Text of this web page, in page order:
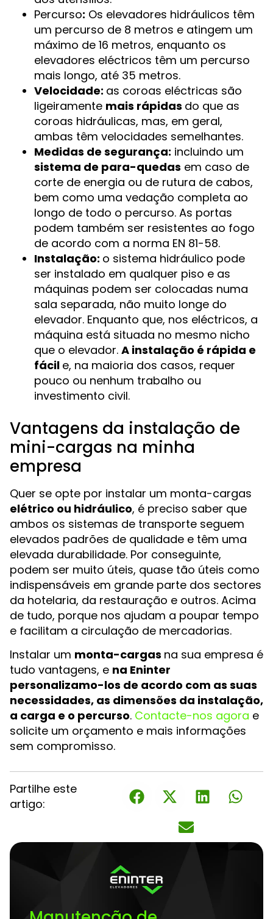
Percurso: Os elevadores hidráulicos têm
um percurso de 8 metros e atingem um
máximo de 16 metros, enquanto os
elevadores eléctricos têm um percurso
mais longo, até 35 metros.
Velocidade: as coroas eléctricas são
ligeiramente mais rápidas do que as
coroas hidráulicas, mas, em geral,
ambas têm velocidades semelhantes.
Medidas de segurança: incluindo um
sistema de para-quedas em caso de
corte de energia ou de rutura de cabos,
bem como uma vedação completa ao
longo de todo o percurso. As portas
podem também ser resistentes ao fogo
de acordo com a norma EN 81-58.
Instalação: o sistema hidráulico pode
ser instalado em qualquer piso e as
máquinas podem ser colocadas numa
sala separada, não muito longe do
elevador. Enquanto que, nos eléctricos, a
máquina está situada no mesmo nicho
que o elevador. A instalação é rápida e
fácil e, na maioria dos casos, requer
pouco ou nenhum trabalho ou
investimento civil.
Vantagens da instalação de
mini-cargas na minha
empresa
Quer se opte por instalar um monta-cargas
elétrico ou hidráulico, é preciso saber que
ambos os sistemas de transporte seguem
elevados padrões de qualidade e têm uma
elevada durabilidade. Por conseguinte,
podem ser muito úteis, quase tão úteis como
indispensáveis em grande parte dos sectores
da hotelaria, da restauração e outros. Acima
de tudo, porque nos ajudam a poupar tempo
e facilitam a circulação de mercadorias.
Instalar um monta-cargas na sua empresa é
tudo vantagens, e na Eninter
personalizamo-los de acordo com as suas
necessidades, as dimensões da instalação,
a carga e o percurso. Contacte-nos agora e
solicite um orçamento e mais informações
sem compromisso.
Partilhe este
artigo: